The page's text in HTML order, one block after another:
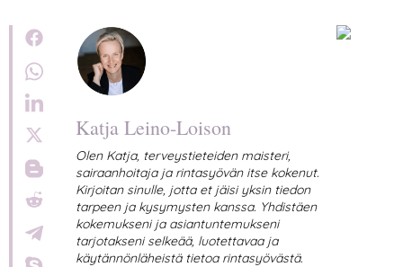
Katja Leino-Loison
Olen Katja, terveystieteiden maisteri,
sairaanhoitaja ja rintasyövän itse kokenut.
Kirjoitan sinulle, jotta et jäisi yksin tiedon
tarpeen ja kysymysten kanssa. Yhdistäen
kokemukseni ja asiantuntemukseni
tarjotakseni selkeää, luotettavaa ja
käytännönläheistä tietoa rintasyövästä.